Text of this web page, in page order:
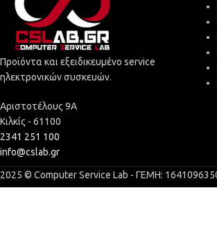
Προϊόντα και εξειδικευμένο service
ηλεκτρονικών συσκευών.
Αριστοτέλους 9Α
Κιλκίς - 61100
2341 251 100
info@cslab.gr
2025 © Computer Service Lab - ΓΕΜΗ: